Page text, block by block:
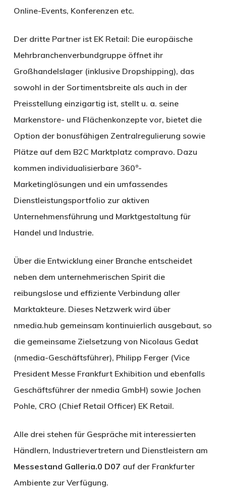
Online-Events, Konferenzen etc.
Der dritte Partner ist EK Retail: Die europäische
Mehrbranchenverbundgruppe öffnet ihr
Großhandelslager (inklusive Dropshipping), das
sowohl in der Sortimentsbreite als auch in der
Preisstellung einzigartig ist, stellt u. a. seine
Markenstore- und Flächenkonzepte vor, bietet die
Option der bonusfähigen Zentralregulierung sowie
Plätze auf dem B2C Marktplatz compravo. Dazu
kommen individualisierbare 360°-
Marketinglösungen und ein umfassendes
Dienstleistungsportfolio zur aktiven
Unternehmensführung und Marktgestaltung für
Handel und Industrie.
Über die Entwicklung einer Branche entscheidet
neben dem unternehmerischen Spirit die
reibungslose und effiziente Verbindung aller
Marktakteure. Dieses Netzwerk wird über
nmedia.hub gemeinsam kontinuierlich ausgebaut, so
die gemeinsame Zielsetzung von Nicolaus Gedat
(nmedia-Geschäftsführer), Philipp Ferger (Vice
President Messe Frankfurt Exhibition und ebenfalls
Geschäftsführer der nmedia GmbH) sowie Jochen
Pohle, CRO (Chief Retail Officer) EK Retail.
Alle drei stehen für Gespräche mit interessierten
Händlern, Industrievertretern und Dienstleistern am
Messestand Galleria.0 D07 auf der Frankfurter
Ambiente zur Verfügung.